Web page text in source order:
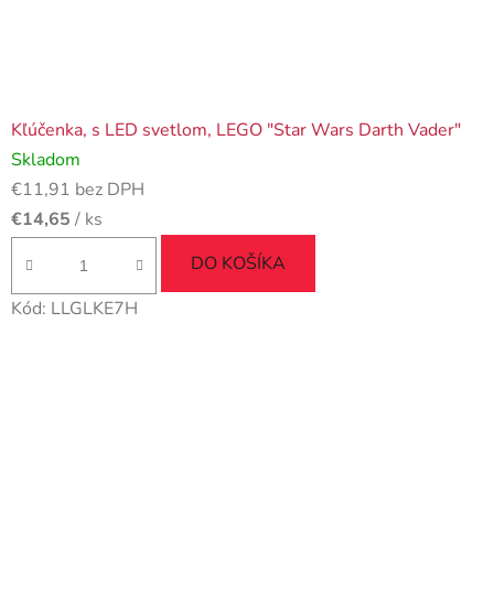
Kľúčenka, s LED svetlom, LEGO "Star Wars Darth Vader"
Skladom
€11,91 bez DPH
€14,65 / ks
DO KOŠÍKA
Kód: LLGLKE7H